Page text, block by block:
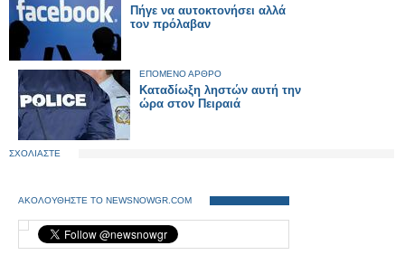
Πήγε να αυτοκτονήσει αλλά
τον πρόλαβαν
ΕΠΟΜΕΝΟ ΑΡΘΡΟ
Καταδίωξη ληστών αυτή την
ώρα στον Πειραιά
ΣΧΟΛΙΑΣΤΕ
ΑΚΟΛΟΥΘΗΣΤΕ ΤΟ NEWSNOWGR.COM